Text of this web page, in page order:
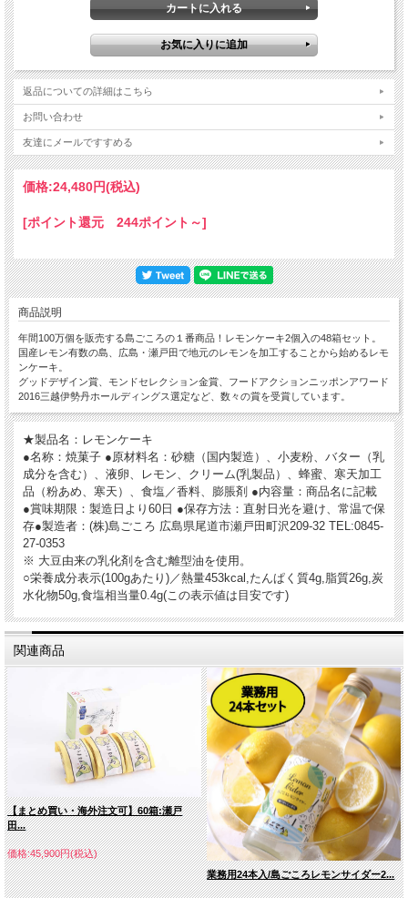
返品についての詳細はこちら
お問い合わせ
友達にメールですすめる
価格:24,480円(税込)
[ポイント還元 244ポイント～]
商品説明
年間100万個を販売する島ごころの１番商品！レモンケーキ2個入の48箱セット。
国産レモン有数の島、広島・瀬戸田で地元のレモンを加工することから始めるレモ
ンケーキ。
グッドデザイン賞、モンドセレクション金賞、フードアクションニッポンアワード
2016三越伊勢丹ホールディングス選定など、数々の賞を受賞しています。
★製品名：レモンケーキ
●名称：焼菓子 ●原材料名：砂糖（国内製造）、小麦粉、バター（乳
成分を含む）、液卵、レモン、クリーム(乳製品）、蜂蜜、寒天加工
品（粉あめ、寒天）、食塩／香料、膨脹剤 ●内容量：商品名に記載
●賞味期限：製造日より60日 ●保存方法：直射日光を避け、常温で保
存●製造者：(株)島ごころ 広島県尾道市瀬戸田町沢209-32 TEL:0845-
27-0353
※ 大豆由来の乳化剤を含む離型油を使用。
○栄養成分表示(100gあたり)／熱量453kcal,たんぱく質4g,脂質26g,炭
水化物50g,食塩相当量0.4g(この表示値は目安です)
関連商品
【まとめ買い・海外注文可】60箱:瀬戸
田...
価格:45,900円(税込)
業務用24本入/島ごころレモンサイダー2...